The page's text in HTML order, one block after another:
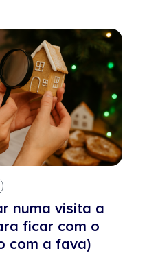
numa visita a
ficar com o
com a fava)